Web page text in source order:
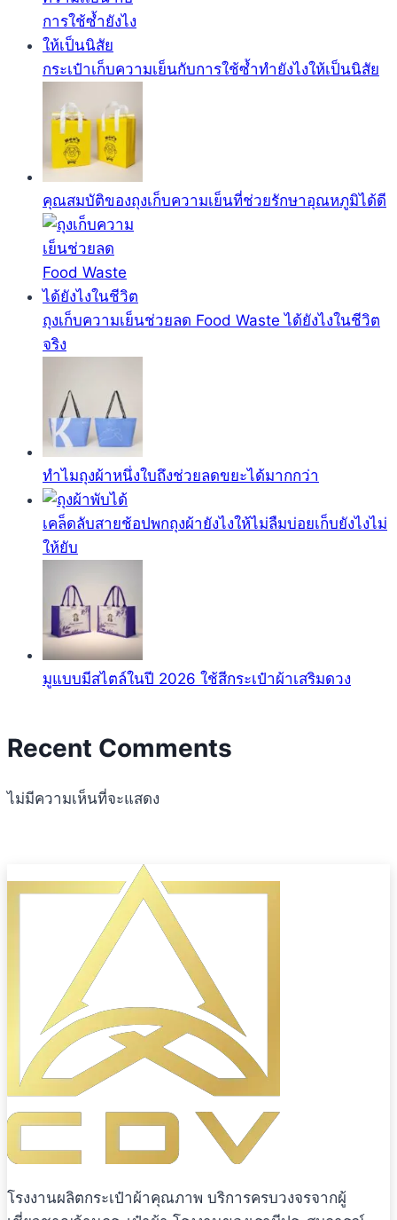
กระเป๋าเก็บความเย็นกับการใช้ซ้ำทำยังไงให้เป็นนิสัย
คุณสมบัติของถุงเก็บความเย็นที่ช่วยรักษาอุณหภูมิได้ดี
ถุงเก็บความเย็นช่วยลด Food Waste ได้ยังไงในชีวิต
จริง
ทำไมถุงผ้าหนึ่งใบถึงช่วยลดขยะได้มากกว่า
เคล็ดลับสายช้อปพกถุงผ้ายังไงให้ไม่ลืมบ่อยเก็บยังไงไม่
ให้ยับ
มูแบบมีสไตล์ในปี 2026 ใช้สีกระเป๋าผ้าเสริมดวง
Recent Comments
ไม่มีความเห็นที่จะแสดง
โรงงานผลิตกระเป๋าผ้าคุณภาพ บริการครบวงจรจากผู้